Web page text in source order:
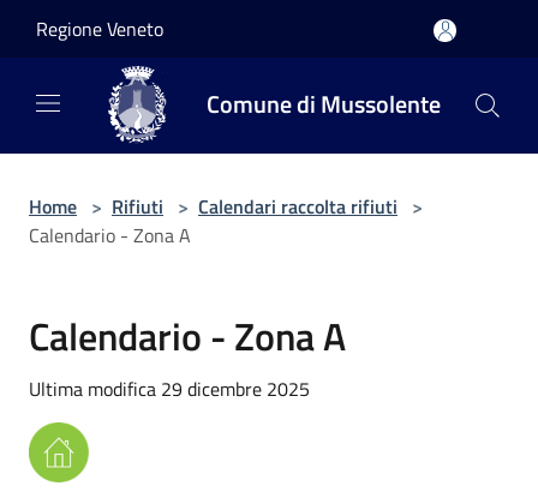
Regione Veneto
Comune di Mussolente
Home > Rifiuti > Calendari raccolta rifiuti >
Calendario - Zona A
Calendario - Zona A
Ultima modifica 29 dicembre 2025